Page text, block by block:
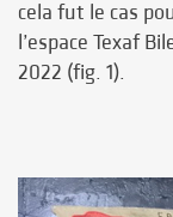
cela fut le cas
l’espace Texaf
2022 (fig. 1).